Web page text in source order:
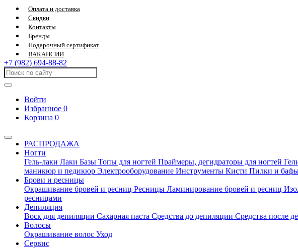
Оплата и доставка
Скидки
Контакты
Бренды
Подарочный сертификат
ВАКАНСИИ
+7 (982) 694-88-82
Войти
Избранное 0
Корзина 0
РАСПРОДАЖА
Ногти
Гель-лаки Лаки Базы Топы для ногтей Праймеры, дегидраторы для ногтей
маникюр и педикюр Электрооборудование Инструменты Кисти Пилки и
Брови и ресницы
Окрашивание бровей и ресниц Ресницы Ламинирование бровей и ресниц
ресницами
Депиляция
Воск для депиляции Сахарная паста Средства до депиляции Средства после
Волосы
Окрашивание волос Уход
Сервис